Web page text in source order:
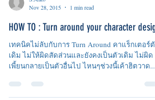
Nov 28, 2015
1 min read
HOW TO : Turn around your character design
เทคนิคไม่ลับกับการ Turn Around คาแร็กเตอร์ตัว
เพี้ยนกลายเป็นตัวอื่นไป ไหนๆช่วงนี้เค้าฮิตวาด...